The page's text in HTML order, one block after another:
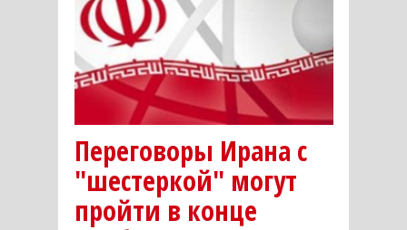
Переговоры Ирана с
"шестеркой" могут
пройти в конце